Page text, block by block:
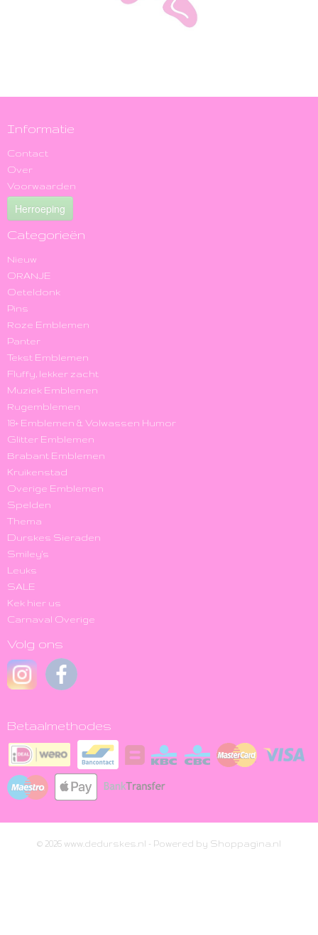
Informatie
Contact
Over
Voorwaarden
Herroeping
Categorieën
Nieuw
ORANJE
Oeteldonk
Pins
Roze Emblemen
Panter
Tekst Emblemen
Fluffy, lekker zacht
Muziek Emblemen
Rugemblemen
18+ Emblemen & Volwassen Humor
Glitter Emblemen
Brabant Emblemen
Kruikenstad
Overige Emblemen
Spelden
Thema
Durskes Sieraden
Smiley's
Leuks
SALE
Kek hier us
Carnaval Overige
Volg ons
Betaalmethodes
© 2026 www.dedurskes.nl - Powered by Shoppagina.nl